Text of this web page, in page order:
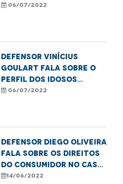
subnotificação dos
durante a pandemia
06/07/2022
Defensor Vinícius
Goulart fala sobre o
perfil dos idosos
vítimas de violência no
06/07/2022
Defensor Diego Oliveira
fala sobre os direitos
do consumidor no caso
do parque de diversões
14/06/2022